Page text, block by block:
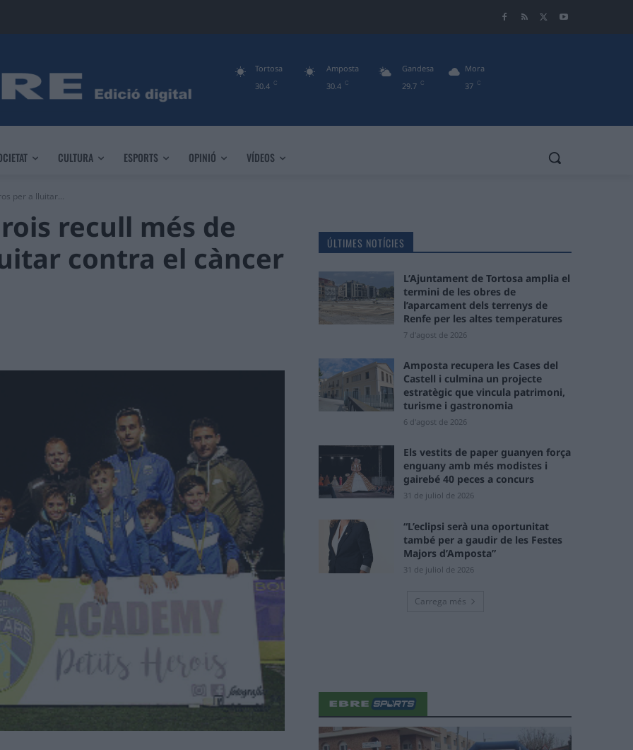
30.4 C
Tortosa
30.4 C
Amposta
29.7 C
Gandesa
37 C
Mora
CULTURA ESPORTS OPINIÓ VÍDEOS
per a lluitar...
recull més de
contra el càncer
ÚLTIMES NOTÍCIES
L’Ajuntament de Tortosa amplia el
termini de les obres de
l’aparcament dels terrenys de
Renfe per les altes temperatures
7 d'agost de 2026
Amposta recupera les Cases del
Castell i culmina un projecte
estratègic que vincula patrimoni,
turisme i gastronomia
6 d'agost de 2026
Els vestits de paper guanyen força
enguany amb més modistes i
gairebé 40 peces a concurs
31 de juliol de 2026
“L’eclipsi serà una oportunitat
també per a gaudir de les Festes
Majors d’Amposta”
31 de juliol de 2026
Carrega més